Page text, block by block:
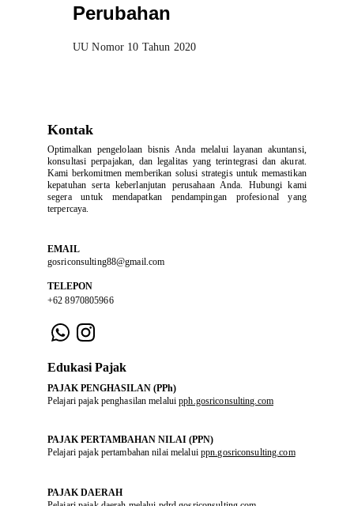
Perubahan
UU Nomor 10 Tahun 2020
EMAIL
TELEPON
gosriconsulting88@gmail.com
+62 8970805966
Edukasi Pajak
Optimalkan pengelolaan bisnis Anda melalui layanan akuntansi,
konsultasi perpajakan, dan legalitas yang terintegrasi dan akurat.
Kami berkomitmen memberikan solusi strategis untuk memastikan
kepatuhan serta keberlanjutan perusahaan Anda. Hubungi kami
segera untuk mendapatkan pendampingan profesional yang
terpercaya.
Kontak
Pelajari pajak penghasilan melalui pph.gosriconsulting.com
PAJAK PENGHASILAN (PPh)
PAJAK PERTAMBAHAN NILAI (PPN)
Pelajari pajak pertambahan nilai melalui ppn.gosriconsulting.com
PAJAK DAERAH